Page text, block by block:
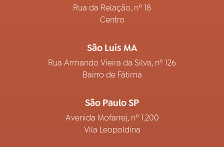
Rua da Relação, nº 18
Centro
São Luís MA
Rua Armando Vieira da Silva, nº 126
Bairro de Fátima
São Paulo SP
Avenida Mofarrej, nº 1.200
Vila Leopoldina